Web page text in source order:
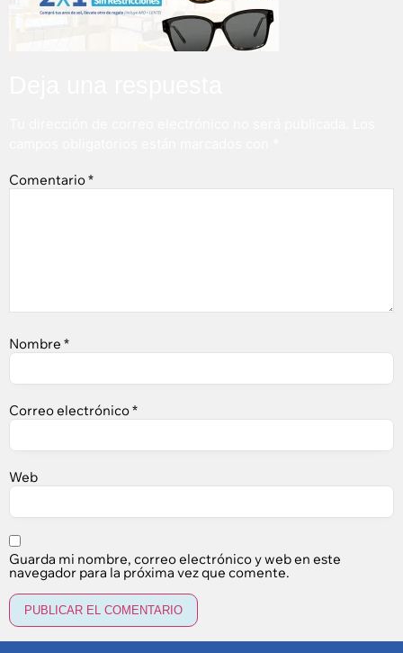
Comentario*
Nombre *
Correo electrónico*
Web
Guarda mi nombre, correo electrónico y web en este
navegador para la próxima vez que comente.